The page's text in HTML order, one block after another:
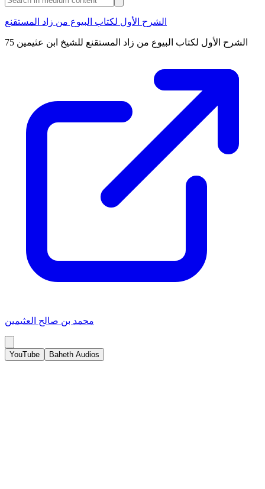
الشرح الأول لكتاب البيوع من زاد المستقنع
الشرح الأول لكتاب البيوع من زاد المستقنع للشيخ ابن عثيمين 75
محمد بن صالح العثيمين
YouTube Baheth Audios